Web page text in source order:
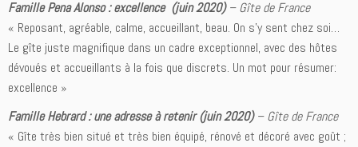
Famille Pena Alonso : excellence (juin 2020)–Gîte de France
« Reposant, agréable, calme, accueillant, beau. On s’y sent chez soi…
Le gîte juste magnifique dans un cadre exceptionnel, avec des hôtes
dévoués et accueillants à la fois que discrets. Un mot pour résumer:
excellence »
Famille Hebrard : une adresse à retenir (juin 2020)–Gîte de France
« Gîte très bien situé et très bien équipé, rénové et décoré avec goût ;